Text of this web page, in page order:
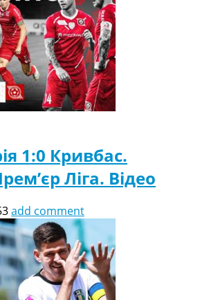
1:0 Кривбас.
Ліга. Відео
add comment